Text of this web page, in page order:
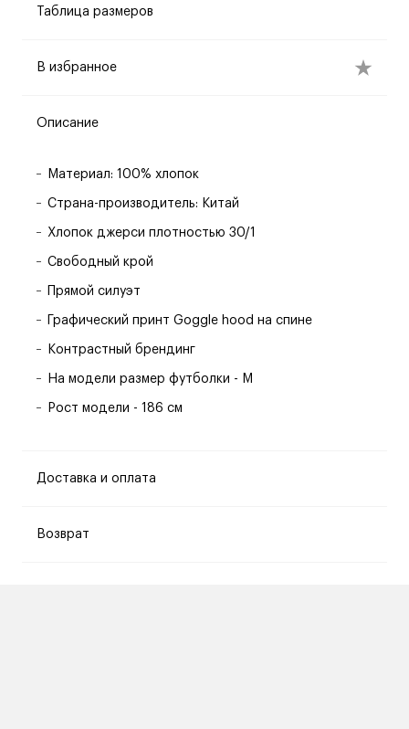
Таблица размеров
В избранное
Описание
Материал: 100% хлопок
Страна-производитель: Китай
Хлопок джерси плотностью 30/1
Свободный крой
Прямой силуэт
Графический принт Goggle hood на спине
Контрастный брендинг
На модели размер футболки - M
Рост модели - 186 см
Доставка и оплата
Возврат